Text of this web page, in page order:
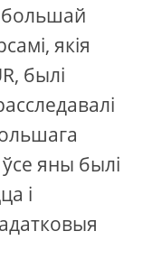
якія
былі
яны былі
і